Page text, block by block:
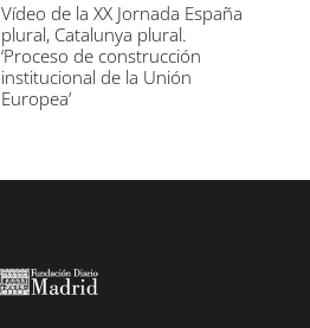
Vídeo de la XX Jornada España
plural, Catalunya plural.
‘Proceso de construcción
institucional de la Unión
Europea’